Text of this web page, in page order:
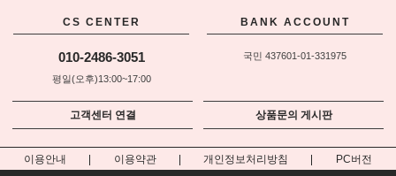
CS CENTER
010-2486-3051
평일(오후)13:00~17:00
BANK ACCOUNT
국민 437601-01-331975
고객센터 연결 상품문의 게시판
이용안내 이용약관 개인정보처리방침 PC버전